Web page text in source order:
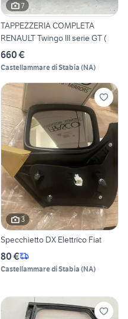
7
TAPPEZZERIA COMPLETA
RENAULT Twingo III serie GT (
660 €
Castellammare di Stabia (NA)
3
Specchietto DX Elettrico Fiat
80 €
Castellammare di Stabia (NA)